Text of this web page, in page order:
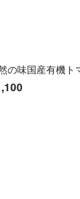
の味国産有機ト